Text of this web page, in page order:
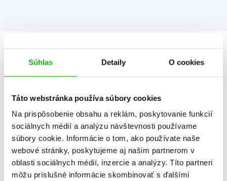
Súhlas Detaily O cookies
Táto webstránka používa súbory cookies
Na prispôsobenie obsahu a reklám, poskytovanie funkcií
sociálnych médií a analýzu návštevnosti používame
súbory cookie. Informácie o tom, ako používate naše
webové stránky, poskytujeme aj našim partnerom v
oblasti sociálnych médií, inzercie a analýzy. Títo partneri
môžu príslušné informácie skombinovať s ďalšími
Informácie
Žáner
ilustrované knihy
Počet strán 128
K stiahnutiu Ukážka.pdf
Dátum vydania 13.10.2023